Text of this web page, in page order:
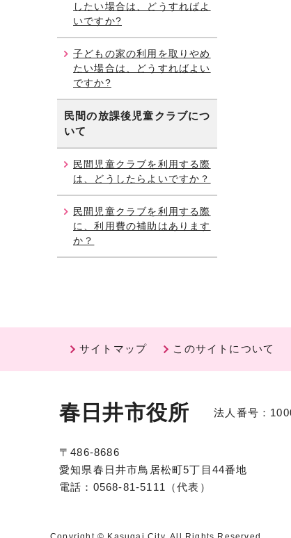
したい場合は、どうすればよ
いですか?
子どもの家の利用を取りやめ
たい場合は、どうすればよい
ですか?
民間の放課後児童クラブにつ
いて
民間児童クラブを利用する際
は、どうしたらよいですか？
民間児童クラブを利用する際
に、利用費の補助はあります
か？
サイトマップ このサイトについて
春日井市役所 法人番号：
〒486-8686
愛知県春日井市鳥居松町5丁目44番地
電話：0568-81-5111（代表）